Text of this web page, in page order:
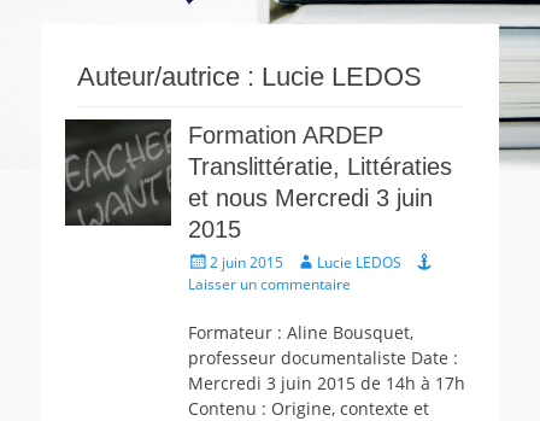
Auteur/autrice : Lucie LEDOS
Formation ARDEP
Translittératie, Littératies
et nous Mercredi 3 juin
2015
Écrit
le
2 juin 2015 AuteurLucie LEDOS
Laisser un commentaire
Formateur : Aline Bousquet,
professeur documentaliste Date :
Mercredi 3 juin 2015 de 14h à 17h
Contenu : Origine, contexte et